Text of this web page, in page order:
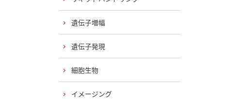
遺伝子増幅
遺伝子発現
細胞生物
イメージング